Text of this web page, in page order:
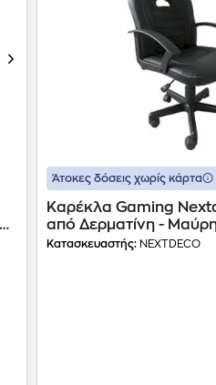
Άτοκες δόσεις χωρίς κάρτα
Καρέκλα Gaming
από Δερματίνη -
Κατασκευαστής: NEXTDECO